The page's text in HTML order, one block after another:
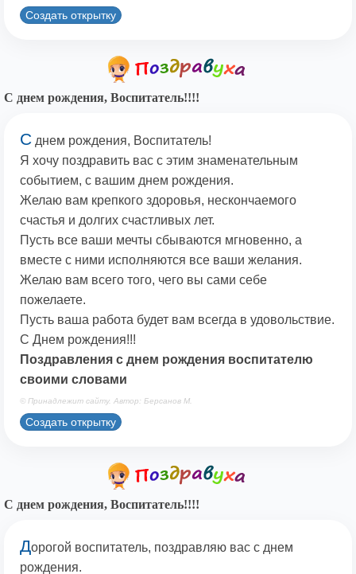
Создать открытку
С днем рождения, Воспитатель!!!!
С днем рождения, Воспитатель!
Я хочу поздравить вас с этим знаменательным
событием, с вашим днем рождения.
Желаю вам крепкого здоровья, нескончаемого
счастья и долгих счастливых лет.
Пусть все ваши мечты сбываются мгновенно, а
вместе с ними исполняются все ваши желания.
Желаю вам всего того, чего вы сами себе
пожелаете.
Пусть ваша работа будет вам всегда в удовольствие.
С Днем рождения!!!
Поздравления с днем рождения воспитателю
своими словами
© Принадлежит сайту. Автор: Берсанов М.
Создать открытку
С днем рождения, Воспитатель!!!!
Дорогой воспитатель, поздравляю вас с днем
рождения.